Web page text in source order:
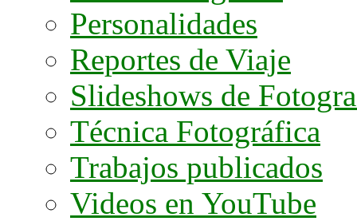
Personalidades
Reportes de Viaje
Slideshows de
Técnica Fotográfica
Trabajos publicados
Videos en YouTube